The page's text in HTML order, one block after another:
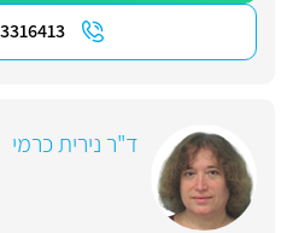
ד"ר נירית כרמי